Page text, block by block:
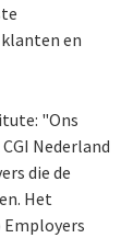
en
"Ons
Nederland
die de
Het
Employers